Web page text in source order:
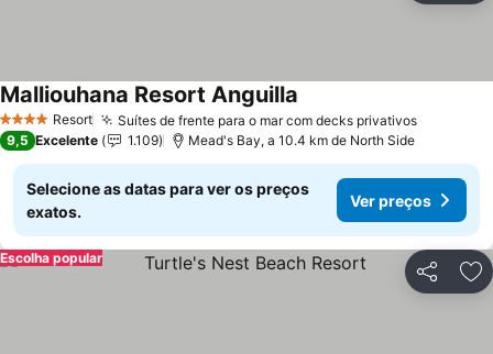
4 EstrelasResort Suítes de frente para o mar com decks privativosVer
Malliouhana Resort Anguilla
9,5 Excelente 1.109 Mead's Bay, a 10.4 km de North Side
Selecione as datas para ver os preços
exatos.
Ver preços
Partilhar
Escolha popular